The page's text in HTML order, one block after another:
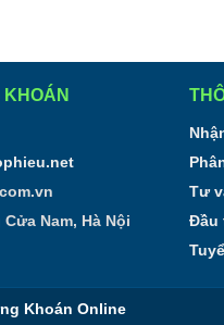
Nam, Hà Nội
Tư
Đầu
Khoán Online